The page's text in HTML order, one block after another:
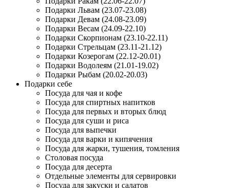
Подарки Львам (23.07-23.08)
Подарки Девам (24.08-23.09)
Подарки Весам (24.09-22.10)
Подарки Скорпионам (23.10-22.11)
Подарки Стрельцам (23.11-21.12)
Подарки Козерогам (22.12-20.01)
Подарки Водолеям (21.01-19.02)
Подарки Рыбам (20.02-20.03)
Подарки себе
Посуда для чая и кофе
Посуда для спиртных напитков
Посуда для первых и вторых блюд
Посуда для суши и риса
Посуда для выпечки
Посуда для варки и кипячения
Посуда для жарки, тушения, томления
Столовая посуда
Посуда для десерта
Отдельные элементы для сервировки
Посуда для закуски и салатов